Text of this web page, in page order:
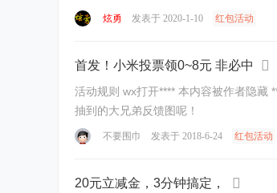
炫勇 发表于 2020-1-10 红包活动
首发！小米投票领0~8元 非必中
活动规则 wx打开**** 本内容被作者隐藏 ****投
抽到的大兄弟反馈图呢！
不要围巾 发表于 2018-6-24 红包活动
20元立减金，3分钟搞定，